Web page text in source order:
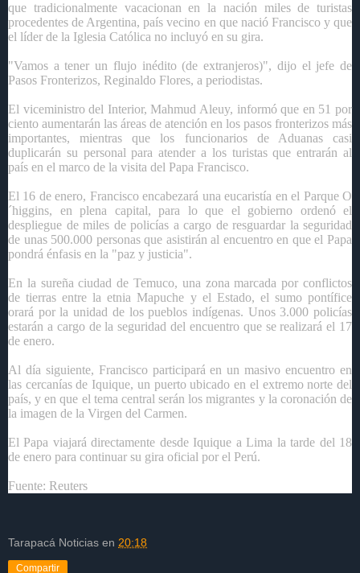
que tradicionalmente vacacionan en la nación miles de turistas
procedentes de Argentina, país vecino en que nació Francisco y que
el líder de la Iglesia Católica no incluyó en su gira.
"Vamos a tener un flujo inédito (de extranjeros)", dijo el jefe de
Pasos Fronterizos, Reginaldo Flores, a periodistas.
El viceministro del Interior, Mahmud Aleuy, informó que en 51 por
ciento aumentarán las áreas de atención en los pasos fronterizos más
importantes, mientras que los funcionarios de Aduanas casi
duplicarán su personal para atender a los turistas que entrarán al
país en el marco de la visita del Papa Francisco.
El 16 de enero, Francisco encabezará una eucaristía en el Parque O
´higgins, en plena capital, para lo que el gobierno ordenó el
despliegue de miles de policías a cargo de resguardar la seguridad
de unas 500.000 personas que asistirán al encuentro en que el Papa
pondrá énfasis en la "paz y justicia".
En la sureña ciudad de Temuco, una zona marcada por conflictos
de tierras entre la etnia Mapuche y el Estado, el sumo pontífice
orará por la unidad de los pueblos indígenas. Unos 3.000 policías
estarán a cargo de la seguridad del encuentro que se realizará el 17
de enero.
Al día siguiente, Francisco participará en un masivo encuentro en
las cercanías de Iquique, un puerto ubicado en el extremo norte del
país, y en que el tema central serán los migrantes y la coronación de
la imagen de la Virgen del Carmen.
El Papa viajará directamente desde Iquique a Lima la tarde del 18
de enero para continuar su gira oficial por el Perú.
Fuente: Reuters
Tarapacá Noticias en 20:18
Compartir